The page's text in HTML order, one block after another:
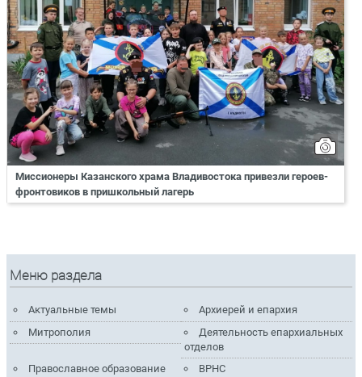
Миссионеры Казанского храма Владивостока привезли героев-
фронтовиков в пришкольный лагерь
Меню раздела
Актуальные темы
Архиерей и епархия
Митрополия
Деятельность епархиальных
отделов
Православное образование
ВРНС